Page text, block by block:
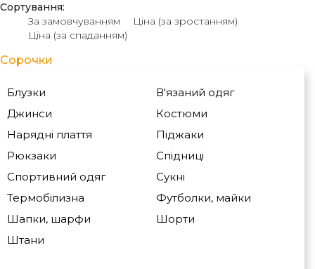
Сортування:
За замовчуванням
Ціна (за зростанням)
Ціна (за спаданням)
Сорочки
Блузки
В'язаний одяг
Джинси
Костюми
Нарядні плаття
Піджаки
Рюкзаки
Спідниці
Спортивний одяг
Сукні
Термобілизна
Футболки, майки
Шапки, шарфи
Шорти
Штани